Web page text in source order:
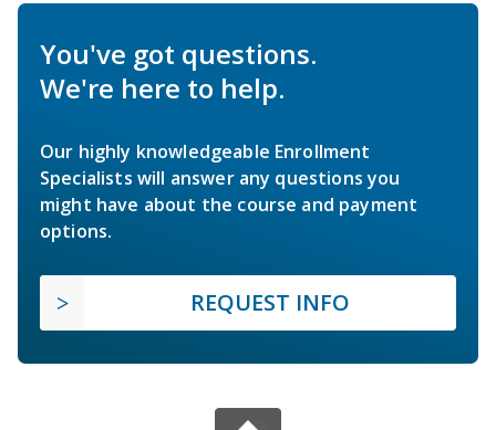
You've got questions.
We're here to help.
Our highly knowledgeable Enrollment
Specialists will answer any questions you
might have about the course and payment
options.
REQUEST INFO